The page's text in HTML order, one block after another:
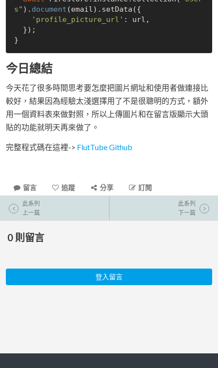
s" ). document (email).setData({
'profile_picture_url' : url,
今日總結
今天花了很多時間思考要怎麼把圖片網址和使用者做連接比
較好，結果因為經驗太淺選擇用了不是很聰明的方式，額外
用一個資料表來做對照，所以上傳圖片和在留言版顯示大頭
貼的功能就明天再來做了。
完整程式碼在這裡-> FlutTube Github
留言 追蹤 分享 訂閱
此系列
上一篇
此系列
下一篇
0 則留言
登入留言